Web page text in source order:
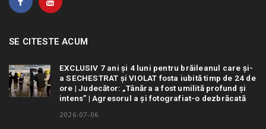
SE CITESTE ACUM
EXCLUSIV 7 ani și 4 luni pentru brăileanul care și-
a SECHESTRAT și VIOLAT fosta iubită timp de 24 de
ore | Judecător: „Tânăra a fost umilită profund și
intens” | Agresorul a și fotografiat-o dezbrăcată
2026-07-06